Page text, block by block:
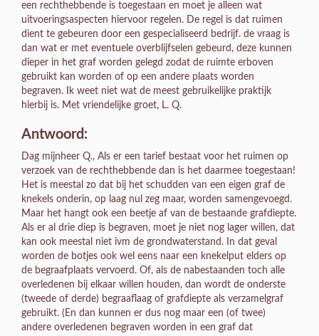
een rechthebbende is toegestaan en moet je alleen wat
uitvoeringsaspecten hiervoor regelen. De regel is dat ruimen
dient te gebeuren door een gespecialiseerd bedrijf. de vraag is
dan wat er met eventuele overblijfselen gebeurd, deze kunnen
dieper in het graf worden gelegd zodat de ruimte erboven
gebruikt kan worden of op een andere plaats worden
begraven. Ik weet niet wat de meest gebruikelijke praktijk
hierbij is. Met vriendelijke groet, L. Q.
Antwoord:
Dag mijnheer Q., Als er een tarief bestaat voor het ruimen op
verzoek van de rechthebbende dan is het daarmee toegestaan!
Het is meestal zo dat bij het schudden van een eigen graf de
knekels onderin, op laag nul zeg maar, worden samengevoegd.
Maar het hangt ook een beetje af van de bestaande grafdiepte.
Als er al drie diep is begraven, moet je niet nog lager willen, dat
kan ook meestal niet ivm de grondwaterstand. In dat geval
worden de botjes ook wel eens naar een knekelput elders op
de begraafplaats vervoerd. Of, als de nabestaanden toch alle
overledenen bij elkaar willen houden, dan wordt de onderste
(tweede of derde) begraaflaag of grafdiepte als verzamelgraf
gebruikt. (En dan kunnen er dus nog maar een (of twee)
andere overledenen begraven worden in een graf dat